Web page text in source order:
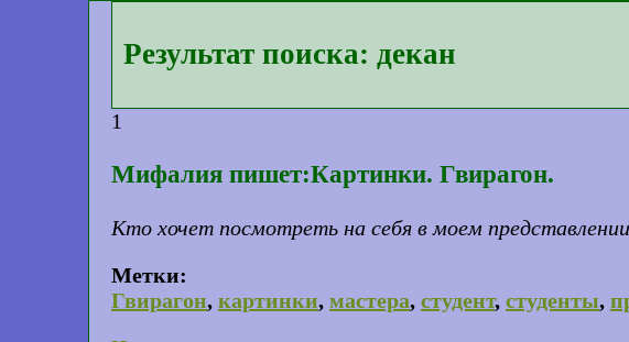
Результат поиска: декан
1
Мифалия пишет:Картинки. Гвирагон.
Кто хочет посмотреть на себя в моем
Метки:
Гвирагон, картинки, мастера, студент, студенты,